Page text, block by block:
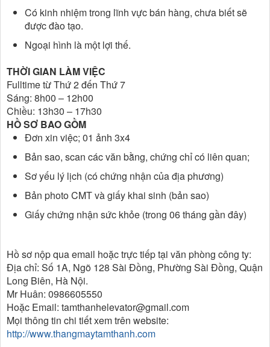
Có kinh nhiệm trong lĩnh vực bán hàng, chưa biết sẽ
được đào tạo.
Ngoại hình là một lợi thế.
THỜI GIAN LÀM VIỆC
Fulltime từ Thứ 2 đến Thứ 7
Sáng: 8h00 – 12h00
Chiều: 13h30 – 17h30
HỒ SƠ BAO GỒM
Đơn xin việc; 01 ảnh 3x4
Bản sao, scan các văn bằng, chứng chỉ có liên quan;
Sơ yếu lý lịch (có chứng nhận của địa phương)
Bản photo CMT và giấy khai sinh (bản sao)
Giấy chứng nhận sức khỏe (trong 06 tháng gần đây)
Hồ sơ nộp qua email hoặc trực tiếp tại văn phòng công ty:
Địa chỉ: Số 1A, Ngõ 128 Sài Đồng, Phường Sài Đồng, Quận
Long Biên, Hà Nội.
Mr Huân: 0986605550
Hoặc Email: tamthanhelevator@gmail.com
Mọi thông tin chi tiết xem trên website:
http://www.thangmaytamthanh.com